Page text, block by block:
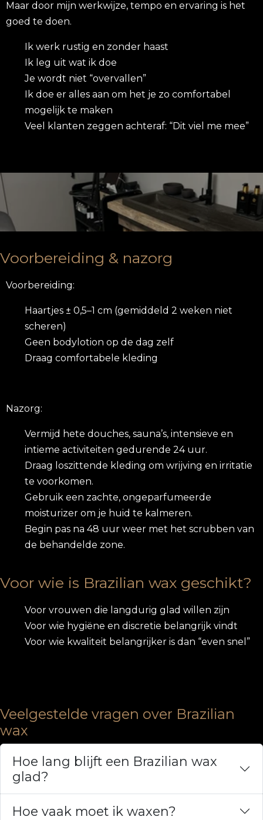
Maar door mijn werkwijze, tempo en ervaring is het
goed te doen.
Ik werk rustig en zonder haast
Ik leg uit wat ik doe
Je wordt niet “overvallen”
Ik doe er alles aan om het je zo comfortabel
mogelijk te maken
Veel klanten zeggen achteraf: “Dit viel me mee”
Voorbereiding & nazorg
Voorbereiding:
Haartjes ± 0,5–1 cm (gemiddeld 2 weken niet
scheren)
Geen bodylotion op de dag zelf
Draag comfortabele kleding
Nazorg:
Vermijd hete douches, sauna’s, intensieve en
intieme activiteiten gedurende 24 uur.
Draag loszittende kleding om wrijving en irritatie
te voorkomen.
Gebruik een zachte, ongeparfumeerde
moisturizer om je huid te kalmeren.
Begin pas na 48 uur weer met het scrubben van
de behandelde zone.
Voor wie is Brazilian wax geschikt?
Voor vrouwen die langdurig glad willen zijn
Voor wie hygiëne en discretie belangrijk vindt
Voor wie kwaliteit belangrijker is dan “even snel”
Veelgestelde vragen over Brazilian
wax
Hoe lang blijft een Brazilian wax
glad?
Hoe vaak moet ik waxen?